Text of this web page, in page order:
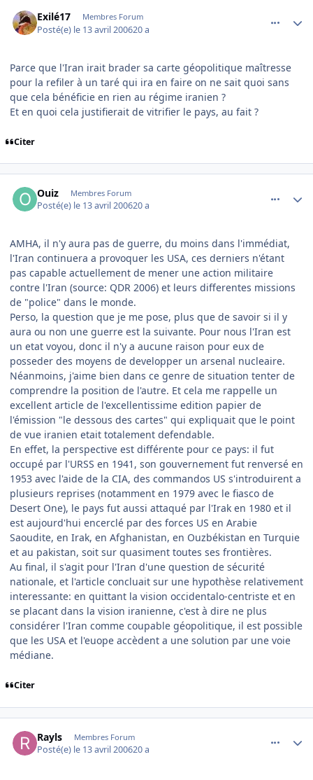
Exilé17 Membres Forum
Posté(e) le 13 avril 200620 a
Parce que l'Iran irait brader sa carte géopolitique maîtresse
pour la refiler à un taré qui ira en faire on ne sait quoi sans
que cela bénéficie en rien au régime iranien ?
Et en quoi cela justifierait de vitrifier le pays, au fait ?
Citer
Ouiz Membres Forum
Posté(e) le 13 avril 200620 a
AMHA, il n'y aura pas de guerre, du moins dans l'immédiat,
l'Iran continuera a provoquer les USA, ces derniers n'étant
pas capable actuellement de mener une action militaire
contre l'Iran (source: QDR 2006) et leurs differentes missions
de "police" dans le monde.
Perso, la question que je me pose, plus que de savoir si il y
aura ou non une guerre est la suivante. Pour nous l'Iran est
un etat voyou, donc il n'y a aucune raison pour eux de
posseder des moyens de developper un arsenal nucleaire.
Néanmoins, j'aime bien dans ce genre de situation tenter de
comprendre la position de l'autre. Et cela me rappelle un
excellent article de l'excellentissime edition papier de
l'émission "le dessous des cartes" qui expliquait que le point
de vue iranien etait totalement defendable.
En effet, la perspective est différente pour ce pays: il fut
occupé par l'URSS en 1941, son gouvernement fut renversé en
1953 avec l'aide de la CIA, des commandos US s'introduirent a
plusieurs reprises (notamment en 1979 avec le fiasco de
Desert One), le pays fut aussi attaqué par l'Irak en 1980 et il
est aujourd'hui encerclé par des forces US en Arabie
Saoudite, en Irak, en Afghanistan, en Ouzbékistan en Turquie
et au pakistan, soit sur quasiment toutes ses frontières.
Au final, il s'agit pour l'Iran d'une question de sécurité
nationale, et l'article concluait sur une hypothèse relativement
interessante: en quittant la vision occidentalo-centriste et en
se placant dans la vision iranienne, c'est à dire ne plus
considérer l'Iran comme coupable géopolitique, il est possible
que les USA et l'euope accèdent a une solution par une voie
médiane.
Citer
Rayls Membres Forum
Posté(e) le 13 avril 200620 a